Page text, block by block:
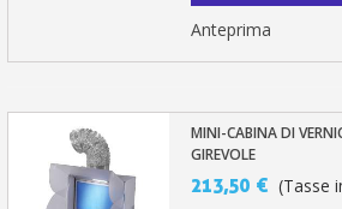
Anteprima
MINI-CABINA DI
GIREVOLE
213,50 € (Tasse